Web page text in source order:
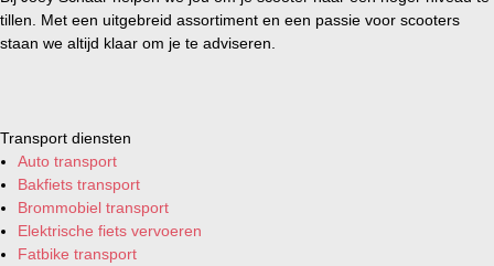
tillen. Met een uitgebreid assortiment en een passie voor scooters
staan we altijd klaar om je te adviseren.
Transport diensten
Auto transport
Bakfiets transport
Brommobiel transport
Elektrische fiets vervoeren
Fatbike transport